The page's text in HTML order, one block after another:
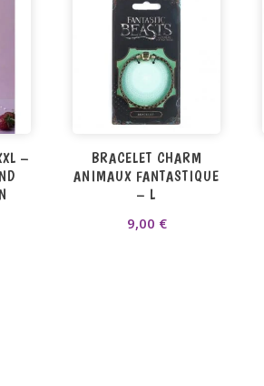
–
BRACELET CHARM
ANIMAUX FANTASTIQUE
– L
9,00 €